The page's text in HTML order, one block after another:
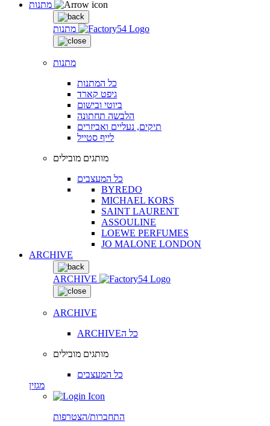
מתנות
מתנות
כל המתנות
גיפט קארד
ביוטי ובישום
הלבשה תחתונה
תיקים, נעליים ואביזרים
לייף סטייל
מותגים מובילים
כל המעצבים
BYREDO
MICHAEL KORS
SAINT LAURENT
ASSOULINE
LOEWE PERFUMES
JO MALONE LONDON
ARCHIVE
ARCHIVE
ARCHIVE
ARCHIVEכל ה
מותגים מובילים
כל המעצבים
מגזין
התחברות/הצטרפות